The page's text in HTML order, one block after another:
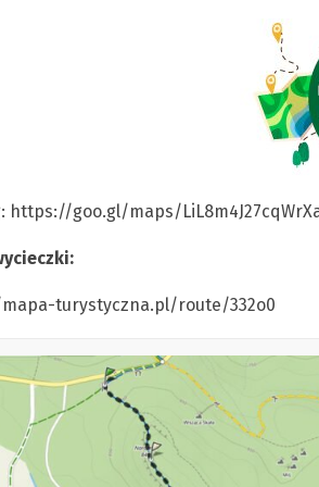
https://goo.gl/maps/
turystyczna.pl/route/332o0